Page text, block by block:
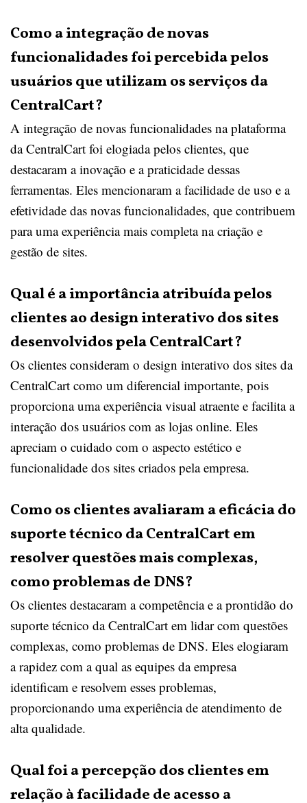
Como a integração de novas
funcionalidades foi percebida pelos
usuários que utilizam os serviços da
CentralCart?
A integração de novas funcionalidades na plataforma
da CentralCart foi elogiada pelos clientes, que
destacaram a inovação e a praticidade dessas
ferramentas. Eles mencionaram a facilidade de uso e a
efetividade das novas funcionalidades, que contribuem
para uma experiência mais completa na criação e
gestão de sites.
Qual é a importância atribuída pelos
clientes ao design interativo dos sites
desenvolvidos pela CentralCart?
Os clientes consideram o design interativo dos sites da
CentralCart como um diferencial importante, pois
proporciona uma experiência visual atraente e facilita a
interação dos usuários com as lojas online. Eles
apreciam o cuidado com o aspecto estético e
funcionalidade dos sites criados pela empresa.
Como os clientes avaliaram a eficácia do
suporte técnico da CentralCart em
resolver questões mais complexas,
como problemas de DNS?
Os clientes destacaram a competência e a prontidão do
suporte técnico da CentralCart em lidar com questões
complexas, como problemas de DNS. Eles elogiaram
a rapidez com a qual as equipes da empresa
identificam e resolvem esses problemas,
proporcionando uma experiência de atendimento de
alta qualidade.
Qual foi a percepção dos clientes em
relação à facilidade de acesso a